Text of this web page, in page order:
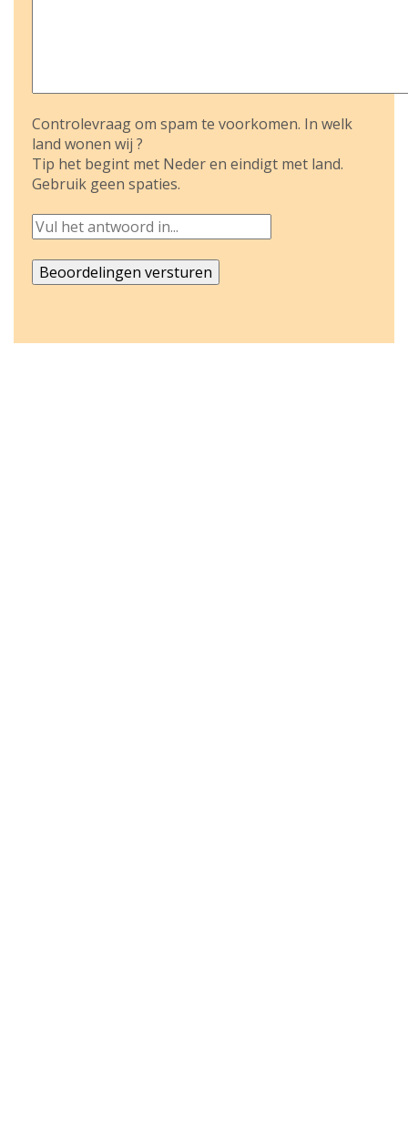
Controlevraag om spam te voorkomen. In welk
land wonen wij ?
Tip het begint met Neder en eindigt met land.
Gebruik geen spaties.